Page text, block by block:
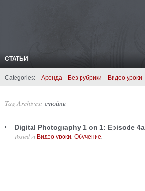
СТАТЬИ
Categories: Аренда Без рубрики Видео уроки
Tag Archives: стойки
Digital Photography 1 on 1: Episode 4a
Posted in Видео уроки Обучение